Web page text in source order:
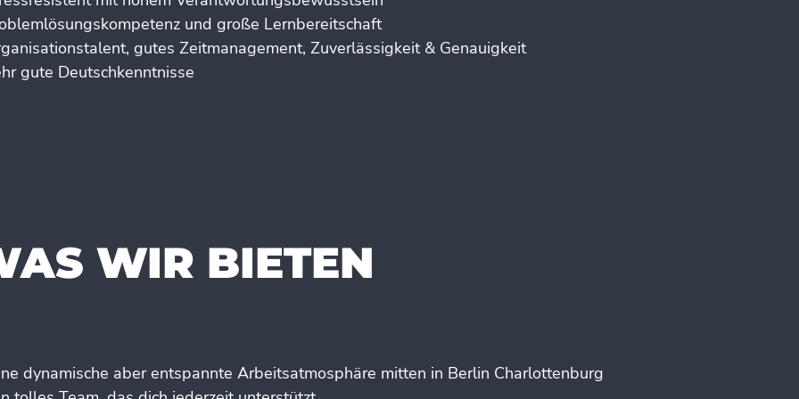
und große Lernbereitschaft
gutes Zeitmanagement, Zuverlässigkeit & Genauigkeit
gute Deutschkenntnisse
WIR BIETEN
dynamische aber entspannte Arbeitsatmosphäre mitten in Berlin Charlottenburg